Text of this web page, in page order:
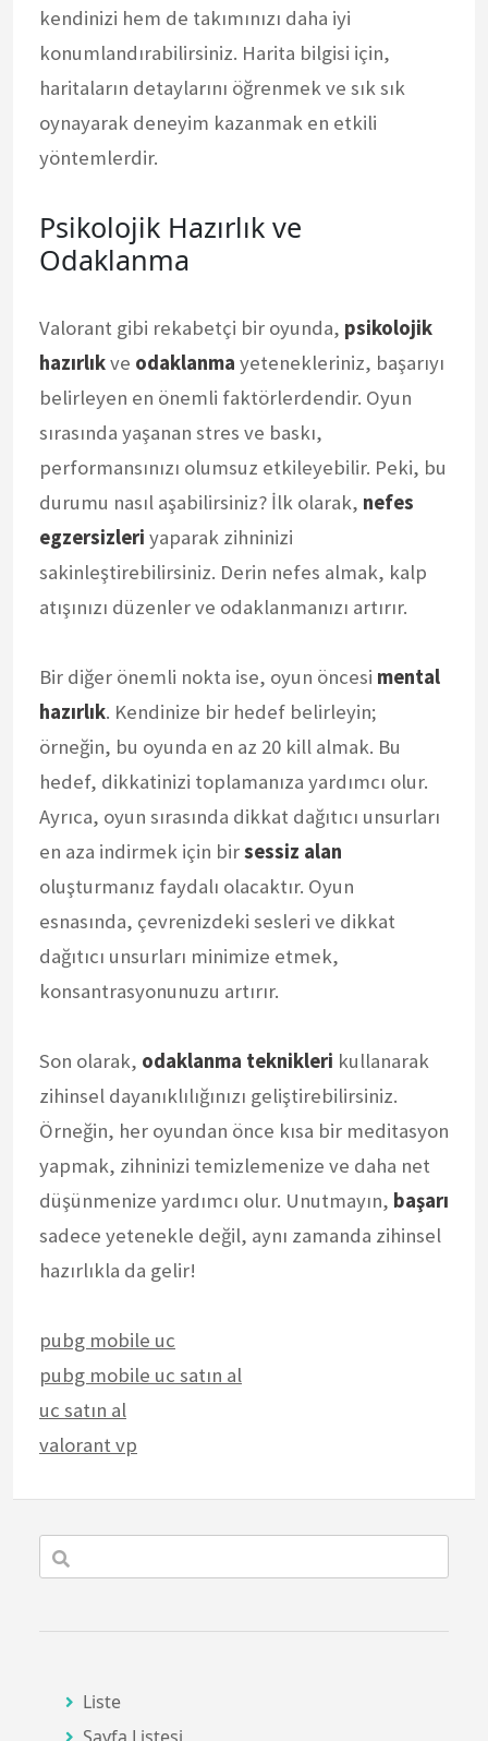
kendinizi hem de takımınızı daha iyi
konumlandırabilirsiniz. Harita bilgisi için,
haritaların detaylarını öğrenmek ve sık sık
oynayarak deneyim kazanmak en etkili
yöntemlerdir.
Psikolojik Hazırlık ve
Odaklanma
Valorant gibi rekabetçi bir oyunda, psikolojik
hazırlıkve odaklanma yetenekleriniz, başarıyı
belirleyen en önemli faktörlerdendir. Oyun
sırasında yaşanan stres ve baskı,
performansınızı olumsuz etkileyebilir. Peki, bu
durumu nasıl aşabilirsiniz? İlk olarak, nefes
egzersizleri yaparak zihninizi
sakinleştirebilirsiniz. Derin nefes almak, kalp
atışınızı düzenler ve odaklanmanızı artırır.
Bir diğer önemli nokta ise, oyun öncesi mental
hazırlık. Kendinize bir hedef belirleyin;
örneğin, bu oyunda en az 20 kill almak. Bu
hedef, dikkatinizi toplamanıza yardımcı olur.
Ayrıca, oyun sırasında dikkat dağıtıcı unsurları
en aza indirmek için birsessiz alan
oluşturmanız faydalı olacaktır. Oyun
esnasında, çevrenizdeki sesleri ve dikkat
dağıtıcı unsurları minimize etmek,
konsantrasyonunuzu artırır.
Son olarak, odaklanma teknikleri kullanarak
zihinsel dayanıklılığınızı geliştirebilirsiniz.
Örneğin, her oyundan önce kısa bir meditasyon
yapmak, zihninizi temizlemenize ve daha net
düşünmenize yardımcı olur. Unutmayın, başarı
sadece yetenekle değil, aynı zamanda zihinsel
hazırlıkla da gelir!
pubg mobile uc
pubg mobile uc satın al
uc satın al
valorant vp
Liste